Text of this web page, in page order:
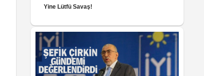
Yine Lütfü Savaş!